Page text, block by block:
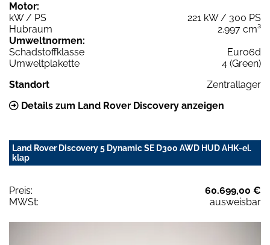
Motor:
kW / PS
221 kW / 300 PS
Hubraum
2.997 cm³
Umweltnormen:
Schadstoffklasse
Euro6d
Umweltplakette
4 (Green)
Standort
Zentrallager
Details zum Land Rover Discovery anzeigen
Land Rover Discovery 5 Dynamic SE D300 AWD HUD AHK-el.
klap
Preis:
60.699,00 €
MWSt:
ausweisbar